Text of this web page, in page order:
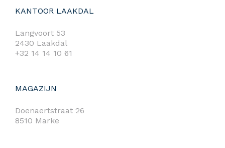
KANTOOR LAAKDAL
Langvoort 53
2430 Laakdal
+32 14 14 10 61
MAGAZIJN
Doenaertstraat 26
8510 Marke